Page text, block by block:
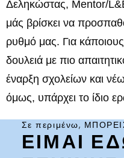
Δεληκώστας, Mentor/
μάς βρίσκει να
ρυθμό μας. Για
δουλειά με πιο
έναρξη σχολείων και
όμως, υπάρχει το ίδιο
Σε περιμένω,
ΕΙΜΑΙ